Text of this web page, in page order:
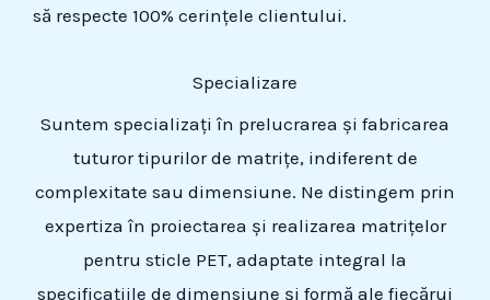
să respecte 100% cerințele clientului.
Specializare
Suntem specializați în prelucrarea și fabricarea
tuturor tipurilor de matrițe, indiferent de
complexitate sau dimensiune. Ne distingem prin
expertiza în proiectarea și realizarea matrițelor
pentru sticle PET, adaptate integral la
specificațiile de dimensiune și formă ale fiecărui